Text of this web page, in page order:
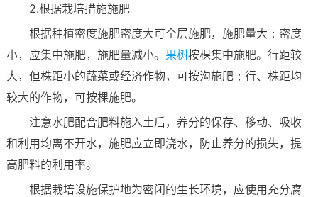
2.根据栽培措施施肥
根据种植密度施肥密度大可全层施肥，施肥量大；密度
小，应集中施肥，施肥量减小。 果树按棵集中施肥。行距较
大，但株距小的蔬菜或经济作物，可按沟施肥；行、株距均
较大的作物，可按棵施肥。
注意水肥配合肥料施入土后，养分的保存、移动、吸收
和利用均离不开水，施肥应立即浇水，防止养分的损失，提
高肥料的利用率。
根据栽培设施保护地为密闭的生长环境，应使用充分腐